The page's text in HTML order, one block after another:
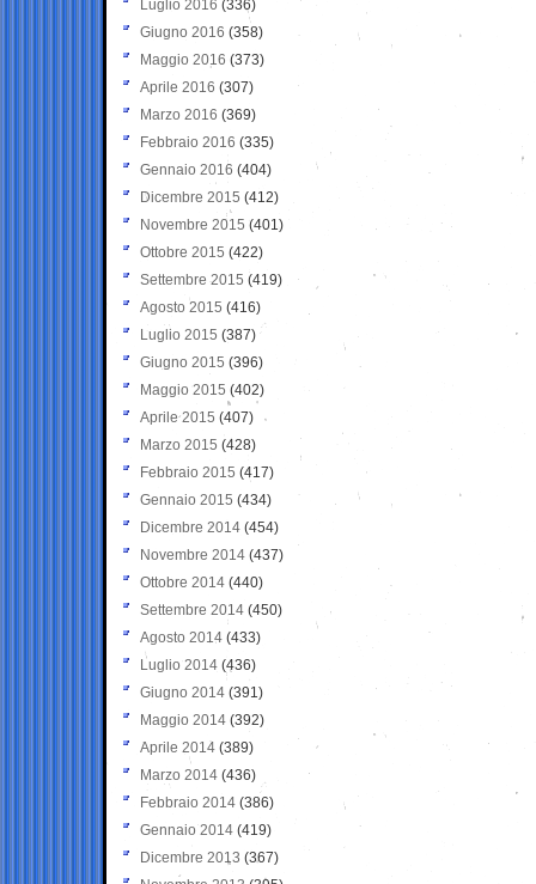
Luglio 2016 (336)
Giugno 2016 (358)
Maggio 2016 (373)
Aprile 2016 (307)
Marzo 2016 (369)
Febbraio 2016 (335)
Gennaio 2016 (404)
Dicembre 2015 (412)
Novembre 2015 (401)
Ottobre 2015 (422)
Settembre 2015 (419)
Agosto 2015 (416)
Luglio 2015 (387)
Giugno 2015 (396)
Maggio 2015 (402)
Aprile 2015 (407)
Marzo 2015 (428)
Febbraio 2015 (417)
Gennaio 2015 (434)
Dicembre 2014 (454)
Novembre 2014 (437)
Ottobre 2014 (440)
Settembre 2014 (450)
Agosto 2014 (433)
Luglio 2014 (436)
Giugno 2014 (391)
Maggio 2014 (392)
Aprile 2014 (389)
Marzo 2014 (436)
Febbraio 2014 (386)
Gennaio 2014 (419)
Dicembre 2013 (367)